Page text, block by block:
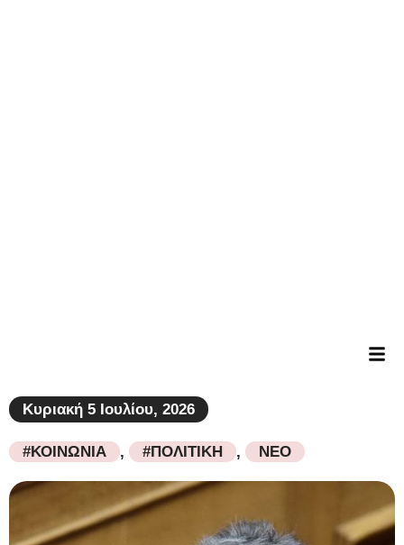
Κυριακή 5 Ιουλίου, 2026
#ΚΟΙΝΩΝΙΑ , #ΠΟΛΙΤΙΚΗ , ΝΕΟ